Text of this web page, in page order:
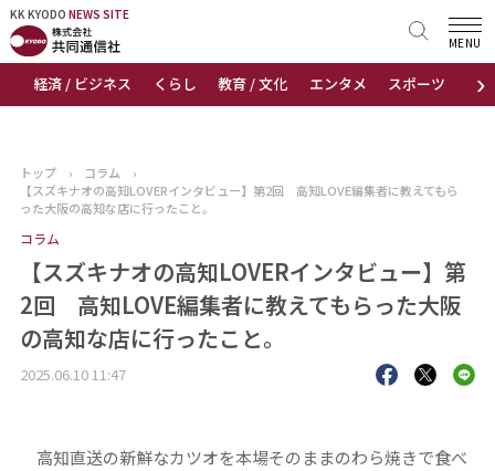
KK KYODO NEWS SITE
›
経済 / ビジネス くらし 教育 / 文化 エンタメ スポーツ 地域
MENU
KK KYODONEWS SITE
トップページ
ニュース
おすすめコンテンツ
出版物
会社概要
トップ › コラム
›
【スズキナオの高知LOVERインタビュー】第2回 高知LOVE編集者に教えてもら
った大阪の高知な店に行ったこと。
コラム
【スズキナオの高知LOVERインタビュー】第
2回 高知LOVE編集者に教えてもらった大阪
の高知な店に行ったこと。
2025.06.10 11:47
高知直送の新鮮なカツオを本場そのままのわら焼きで食べ